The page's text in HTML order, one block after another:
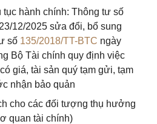
hành chính: Thông tư số
12/2025 sửa đổi, bổ sung
số 135/2018/TT-BTC ngày
Bộ Tài chính quy định việc
giá, tài sản quý tạm gửi, tạm
nhận bảo quản
cho các đối tượng thụ hưởng
quan tài chính)